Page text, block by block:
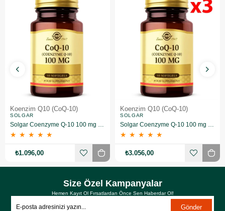
Koenzim Q10 (CoQ-10)
SOLGAR
Solgar Coenzyme Q-10 100 mg 30 Kapsül
★ ★ ★ ★ ★
₺1.096,00
Koenzim Q10 (CoQ-10)
SOLGAR
Solgar Coenzyme Q-10 100 mg 30 Kapsül 3 Adet
★ ★ ★ ★ ★
₺3.056,00
Size Özel Kampanyalar
Hemen Kayıt Ol Fırsatlardan Önce Sen Haberdar Ol!
Gönder